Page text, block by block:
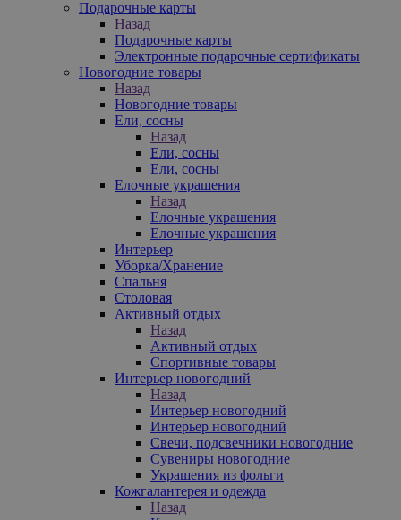
Подарочные карты
Назад
Подарочные карты
Электронные подарочные сертификаты
Новогодние товары
Назад
Новогодние товары
Ели, сосны
Назад
Ели, сосны
Ели, сосны
Елочные украшения
Назад
Елочные украшения
Елочные украшения
Интерьер
Уборка/Хранение
Спальня
Столовая
Активный отдых
Назад
Активный отдых
Спортивные товары
Интерьер новогодний
Назад
Интерьер новогодний
Интерьер новогодний
Свечи, подсвечники новогодние
Сувениры новогодние
Украшения из фольги
Кожгалантерея и одежда
Назад